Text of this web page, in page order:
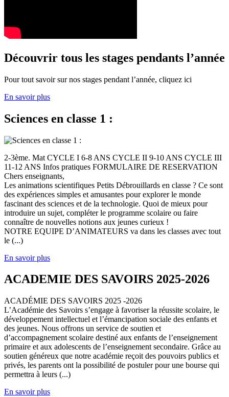
Découvrir tous les stages pendants l’année
Pour tout savoir sur nos stages pendant l’année, cliquez ici
En savoir plus
Sciences en classe 1 :
2-3ème. Mat CYCLE I 6-8 ANS CYCLE II 9-10 ANS CYCLE III
11-12 ANS Infos pratiques FORMULAIRE DE RESERVATION
Chers enseignants,
Les animations scientifiques Petits Débrouillards en classe ? Ce sont
des expériences simples et amusantes pour explorer le monde
fascinant des sciences et de la technologie. Quoi de mieux pour
introduire un sujet, compléter le programme scolaire ou faire
connaître de nouvelles notions aux jeunes curieux !
NOTRE EQUIPE D’ANIMATEURS va dans les classes avec tout
le (...)
En savoir plus
ACADEMIE DES SAVOIRS 2025-2026
ACADÉMIE DES SAVOIRS 2025 -2026
L’Académie des Savoirs s’engage à favoriser la réussite scolaire, le
développement intellectuel et l’émancipation sociale des enfants et
des jeunes. Nous offrons un service de soutien et
d’accompagnement scolaire destiné aux enfants de l’enseignement
primaire et aux adolescents de l’enseignement secondaire. Grâce au
soutien généreux que notre académie reçoit des pouvoirs publics et
privés, les parents ont la possibilité de postuler pour une bourse qui
permettra à leurs (...)
En savoir plus